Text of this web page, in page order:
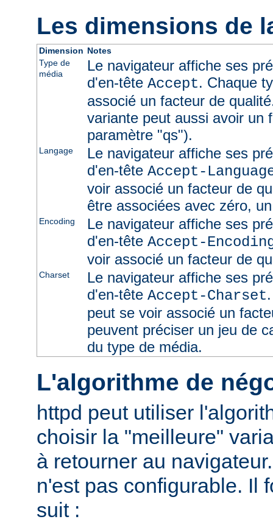
Les dimensions de
Dimension Notes
Type de
média
Le navigateur affiche ses
d'en-tête Accept. Chaque
associé un facteur de
variante peut aussi avoir un
paramètre "qs").
Langage
Le navigateur affiche ses
d'en-tête Accept-
voir associé un facteur de
être associées avec zéro,
Encoding
Le navigateur affiche ses
d'en-tête Accept-
voir associé un facteur de
Charset
Le navigateur affiche ses
d'en-tête Accept-Charset
peut se voir associé un
peuvent préciser un jeu de
du type de média.
L'algorithme de
httpd peut utiliser
choisir la "meilleure"
à retourner au
n'est pas configurable. Il
suit :